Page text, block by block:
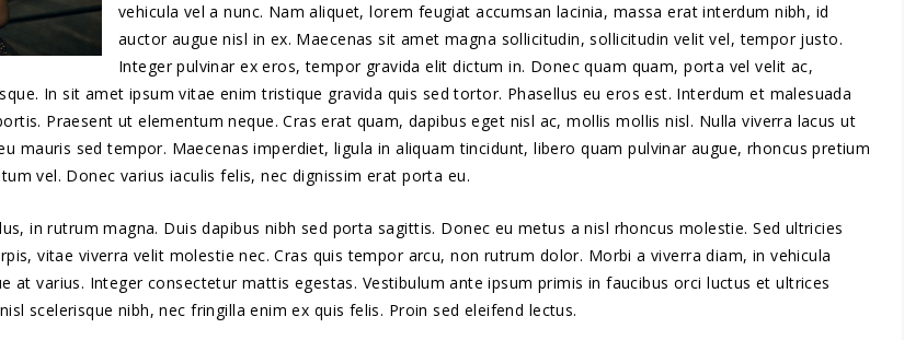
vehicula vel a nunc. Nam aliquet, lorem feugiat accumsan lacinia, massa erat interdum nibh, id
auctor augue nisl in ex. Maecenas sit amet magna sollicitudin, sollicitudin velit vel, tempor justo.
Integer pulvinar ex eros, tempor gravida elit dictum in. Donec quam quam, porta vel velit ac,
In sit amet ipsum vitae enim tristique gravida quis sed tortor. Phasellus eu eros est. Interdum et malesuada
Praesent ut elementum neque. Cras erat quam, dapibus eget nisl ac, mollis mollis nisl. Nulla viverra lacus ut
mauris sed tempor. Maecenas imperdiet, ligula in aliquam tincidunt, libero quam pulvinar augue, rhoncus pretium
vel. Donec varius iaculis felis, nec dignissim erat porta eu.
in rutrum magna. Duis dapibus nibh sed porta sagittis. Donec eu metus a nisl rhoncus molestie. Sed ultricies
vitae viverra velit molestie nec. Cras quis tempor arcu, non rutrum dolor. Morbi a viverra diam, in vehicula
at varius. Integer consectetur mattis egestas. Vestibulum ante ipsum primis in faucibus orci luctus et ultrices
scelerisque nibh, nec fringilla enim ex quis felis. Proin sed eleifend lectus.